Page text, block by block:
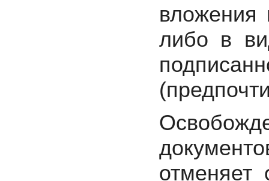
вложения
либо в
отменяет